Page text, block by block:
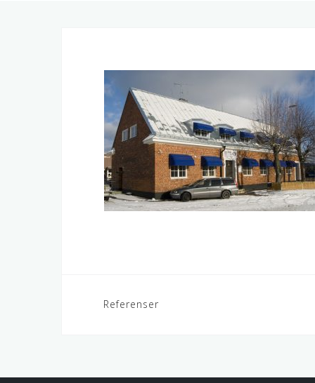
Inläggsnavigering
Referenser